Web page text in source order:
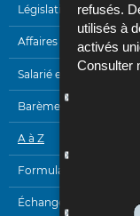
refusés.
utilisés à
activés
Consulter
MENU
DE
Législation
Affaires internationales
Salarié et pensionné
Barèmes
A à Z
Formulaires
Échanges